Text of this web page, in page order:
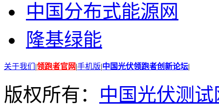
中国分布式能源网
隆基绿能
关于我们 |领跑者官网|手机版|中国光伏领跑者创新论坛|
版权所有： 中国光伏测试